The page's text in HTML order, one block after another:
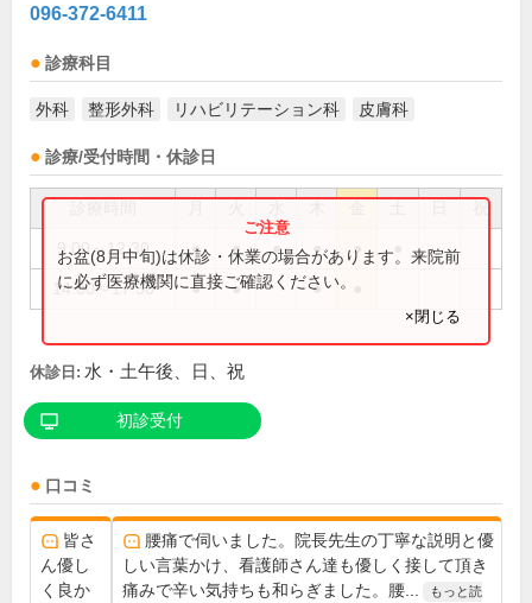
096-372-6411
診療科目
外科 整形外科 リハビリテーション科 皮膚科
診療/受付時間・休診日
祝
9:00～12:30 ● ● ● ● ●
14:00～17:30 ● ● ●
お盆(8月中旬)は休診・休業の場合があります。来院前
に必ず医療機関に直接ご確認ください。
×閉じる
休診日: 水・土午後、日、祝
初診受付
口コミ
皆さ
ん優し
く良か
腰痛で伺いました。院長先生の丁寧な説明と優
しい言葉かけ、看護師さん達も優しく接して頂き
痛みで辛い気持ちも和らぎました。腰...
もっと読